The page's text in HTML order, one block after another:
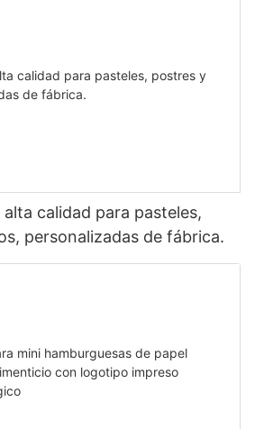
calidad para pasteles,
personalizadas de fábrica.